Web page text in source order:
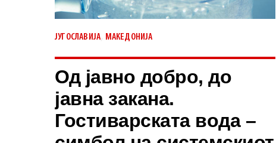
ЈУГОСЛАВИЈА МАКЕДОНИЈА
Од јавно добро, до
јавна закана.
Гостиварската вода –